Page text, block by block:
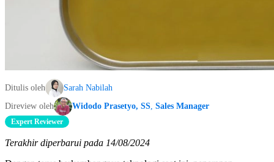
Ditulis oleh
Sarah Nabilah
Direview oleh
Widodo Prasetyo, SS Sales Manager
Expert Reviewer
Terakhir diperbarui pada 14/08/2024